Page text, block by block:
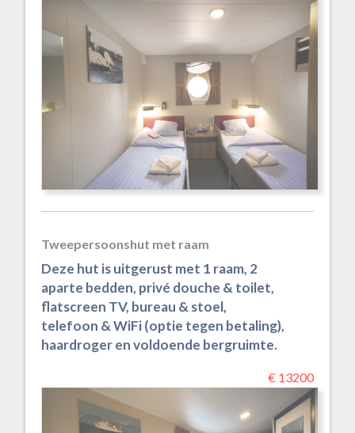
Tweepersoonshut met raam
Deze hut is uitgerust met 1 raam, 2
aparte bedden, privé douche & toilet,
flatscreen TV, bureau & stoel,
telefoon & WiFi (optie tegen betaling),
haardroger en voldoende bergruimte.
€ 13200